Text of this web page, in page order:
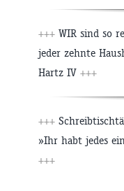
+++ WIR sind so
jeder zehnte
Hartz IV +++
+++
»Ihr habt jedes
+++